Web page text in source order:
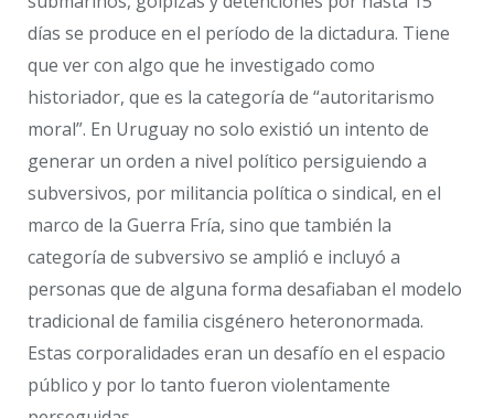
días se produce en el período de la dictadura. Tiene
que ver con algo que he investigado como
historiador, que es la categoría de “autoritarismo
moral”. En Uruguay no solo existió un intento de
generar un orden a nivel político persiguiendo a
subversivos, por militancia política o sindical, en el
marco de la Guerra Fría, sino que también la
categoría de subversivo se amplió e incluyó a
personas que de alguna forma desafiaban el modelo
tradicional de familia cisgénero heteronormada.
Estas corporalidades eran un desafío en el espacio
público y por lo tanto fueron violentamente